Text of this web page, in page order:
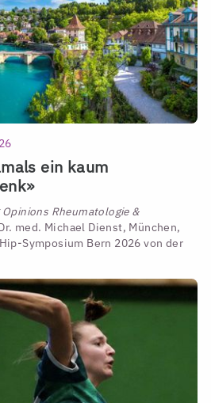
ein kaum
Opinions Rheumatologie &
med. Michael Dienst, München,
Symposium Bern 2026 von der